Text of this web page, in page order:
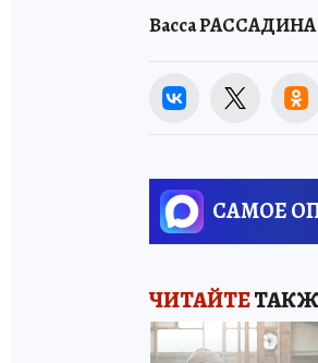
Васса РАССАДИНА
САМОЕ
ЧИТАЙТЕ